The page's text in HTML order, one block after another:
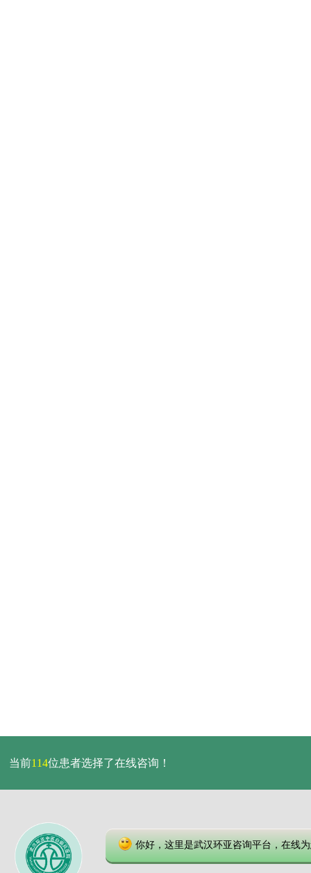
当前114位患者选择了在线咨询！
你好，这里是武汉环亚咨询平台，在线